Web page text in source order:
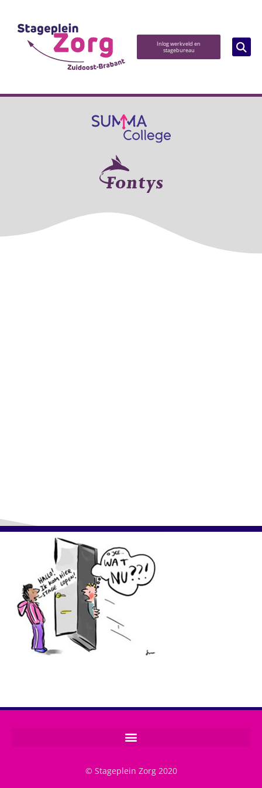
Inlog werkveld en
stagebureau
© Stageplein Zorg 2020